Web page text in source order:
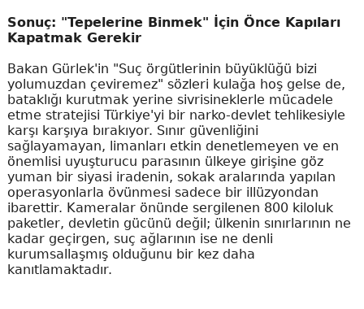
Sonuç: "Tepelerine Binmek" İçin Önce Kapıları
Kapatmak Gerekir
Bakan Gürlek'in "Suç örgütlerinin büyüklüğü bizi
yolumuzdan çeviremez" sözleri kulağa hoş gelse de,
bataklığı kurutmak yerine sivrisineklerle mücadele
etme stratejisi Türkiye'yi bir narko-devlet tehlikesiyle
karşı karşıya bırakıyor. Sınır güvenliğini
sağlayamayan, limanları etkin denetlemeyen ve en
önemlisi uyuşturucu parasının ülkeye girişine göz
yuman bir siyasi iradenin, sokak aralarında yapılan
operasyonlarla övünmesi sadece bir illüzyondan
ibarettir. Kameralar önünde sergilenen 800 kiloluk
paketler, devletin gücünü değil; ülkenin sınırlarının ne
kadar geçirgen, suç ağlarının ise ne denli
kurumsallaşmış olduğunu bir kez daha
kanıtlamaktadır.